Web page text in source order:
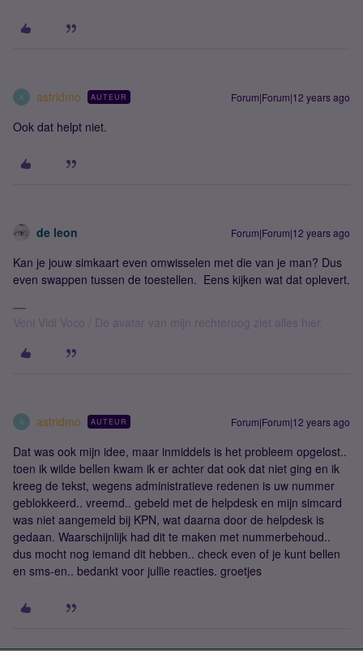
A astridmo AUTEUR Forum|Forum|12 years ago
Ook dat helpt niet.
de leon Forum|Forum|12 years ago
Kan je jouw simkaart even omwisselen met die van je man? Dus
even swappen tussen de toestellen. Eens kijken wat dat oplevert.
Veni Vidi Voco / De avatar van mijn rechteroog ziet alles hier.
A astridmo AUTEUR Forum|Forum|12 years ago
Dat was ook mijn idee, maar inmiddels is het probleem opgelost..
toen ik wilde bellen kwam ik er achter dat ook dat niet ging en ik
kreeg de tekst, wegens administratieve redenen is uw nummer
geblokkeerd.. vreemd.. gebeld met de helpdesk en mijn simcard
was niet aangemeld bij KPN, wat daarna door de helpdesk is
gedaan. Waarschijnlijk had dit te maken met nummerbehoud..
dus mocht nog iemand dit hebben.. check even of je kunt bellen
en sms-en.. bedankt voor jullie reacties. groetjes